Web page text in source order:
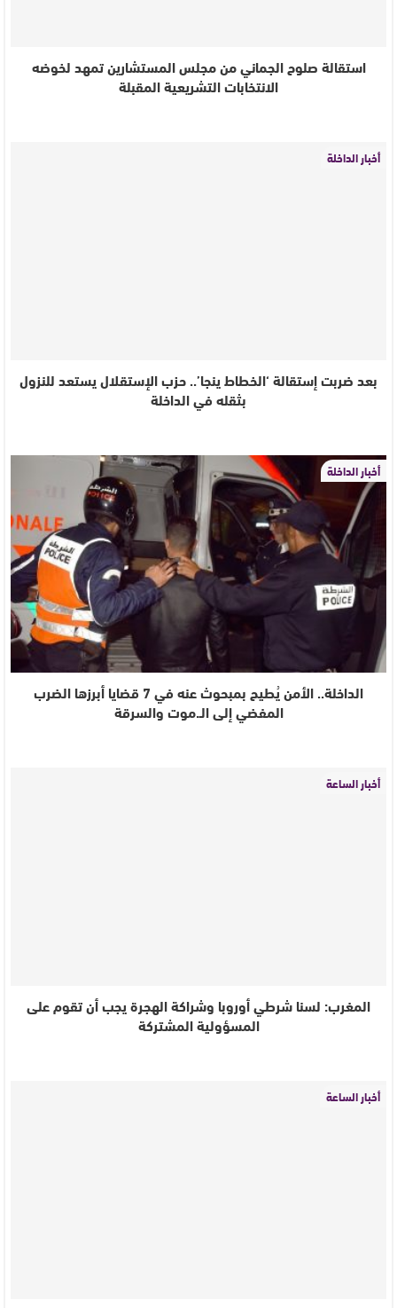
استقالة صلوح الجماني من مجلس المستشارين تمهد لخوضه
الانتخابات التشريعية المقبلة
أخبار الداخلة
بعد ضربت إستقالة ‘الخطاط ينجا’.. حزب الإستقلال يستعد للنزول
بثقله في الداخلة
أخبار الداخلة
الداخلة.. الأمن يُطيح بمبحوث عنه في 7 قضايا أبرزها الضرب
المفضي إلى الـ.موت والسرقة
أخبار الساعة
المغرب: لسنا شرطي أوروبا وشراكة الهجرة يجب أن تقوم على
المسؤولية المشتركة
أخبار الساعة